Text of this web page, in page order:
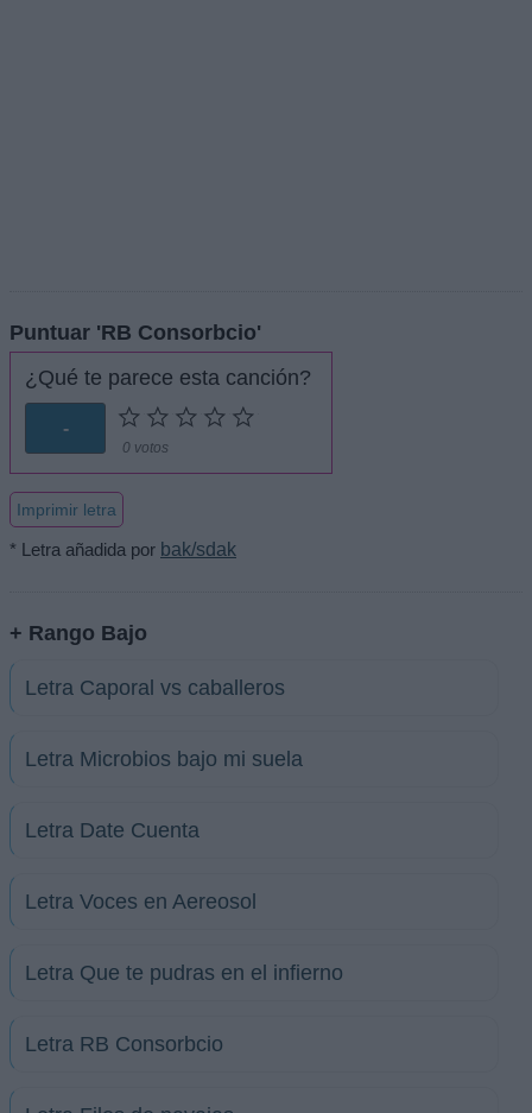
Puntuar 'RB Consorbcio'
¿Qué te parece esta canción?
-
0 votos
Imprimir letra
* Letra añadida por bak/sdak
+ Rango Bajo
Letra Caporal vs caballeros
Letra Microbios bajo mi suela
Letra Date Cuenta
Letra Voces en Aereosol
Letra Que te pudras en el infierno
Letra RB Consorbcio